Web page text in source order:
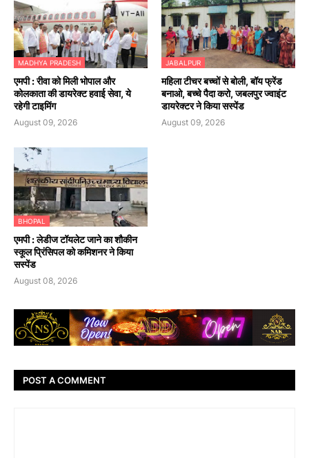
MADHYA PRADESH
एमपी : रीवा को मिली भोपाल और
कोलकाता की डायरेक्ट हवाई सेवा, ये
रहेगी टाइमिंग
August 09, 2026
JABALPUR
महिला टीचर बच्चों से बोली, बॉय फ्रेंड
बनाओ, बच्चे पैदा करो, जबलपुर ज्वाइंट
डायरेक्टर ने किया सस्पेंड
August 09, 2026
BHOPAL
एमपी : लेडीज टॉयलेट जाने का शौकीन
स्कूल प्रिंसिपल को कमिशनर ने किया
सस्पेंड
August 08, 2026
POST A COMMENT